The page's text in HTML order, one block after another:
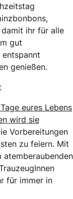
damit ihr für alle
gut
genießen.
eures Lebens
wird sie
Vorbereitungen
zu feiern. Mit
atemberaubenden
für immer in